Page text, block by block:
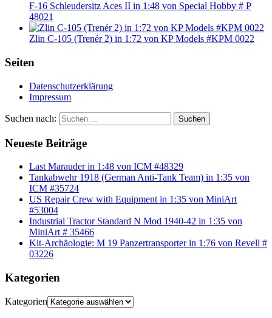
F-16 Schleudersitz Aces II in 1:48 von Special Hobby # P
48021
Zlin C-105 (Trenér 2) in 1:72 von KP Models #KPM 0022
Seiten
Datenschutzerklärung
Impressum
Suchen nach: Suchen
Neueste Beiträge
Last Marauder in 1:48 von ICM #48329
Tankabwehr 1918 (German Anti-Tank Team) in 1:35 von
ICM #35724
US Repair Crew with Equipment in 1:35 von MiniArt
#53004
Industrial Tractor Standard N Mod 1940-42 in 1:35 von
MiniArt # 35466
Kit-Archäologie: M 19 Panzertransporter in 1:76 von Revell #
03226
Kategorien
Kategorien